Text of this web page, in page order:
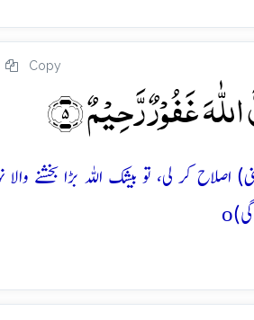
Copy
غَفُوۡرٌ رَّحِیۡمٌ ﴿۵﴾
کر لی، تو بیشک اللہ بڑا بخشنے والا
o